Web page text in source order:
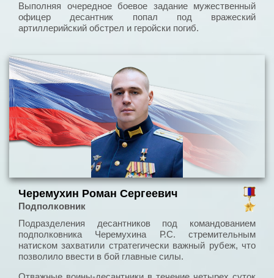
Выполняя очередное боевое задание мужественный
офицер десантник попал под вражеский
артиллерийский обстрел и геройски погиб.
Черемухин Роман Сергеевич
Подполковник
Подразделения десантников под командованием
подполковника Черемухина Р.С. стремительным
натиском захватили стратегически важный рубеж, что
позволило ввести в бой главные силы.